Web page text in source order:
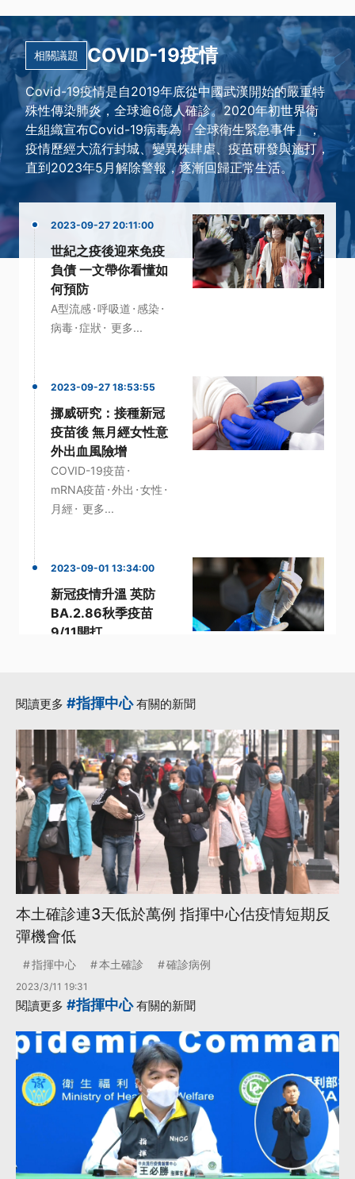
相關議題 COVID-19疫情
Covid-19疫情是自2019年底從中國武漢開始的嚴重特
殊性傳染肺炎，全球逾6億人確診。2020年初世界衛
生組織宣布Covid-19病毒為「全球衛生緊急事件」，
疫情歷經大流行封城、變異株肆虐、疫苗研發與施打，
直到2023年5月解除警報，逐漸回歸正常生活。
2023-09-27 20:11:00
世紀之疫後迎來免疫
負債 一文帶你看懂如
何預防
A型流感·呼吸道 · 感染 ·
病毒·症狀 · 更多...
2023-09-27 18:53:55
挪威研究：接種新冠
疫苗後 無月經女性意
外出血風險增
COVID-19疫苗·
mRNA疫苗·外出 ·女性 ·
月經 · 更多...
2023-09-01 13:34:00
新冠疫情升溫 英防
BA.2.86秋季疫苗
9/11開打
閱讀更多 #指揮中心有關的新聞
本土確診連3天低於萬例 指揮中心估疫情短期反
彈機會低
指揮中心 本土確診 確診病例
2023/3/11 19:31
閱讀更多 #指揮中心有關的新聞